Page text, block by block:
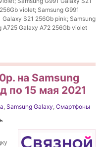
violet; Samsung G991
S21 256Gb pink; Samsung
A725 Galaxy A72 256Gb violet
на Samsung
по 15 мая 2021
, Samsung Galaxy, Смартфоны